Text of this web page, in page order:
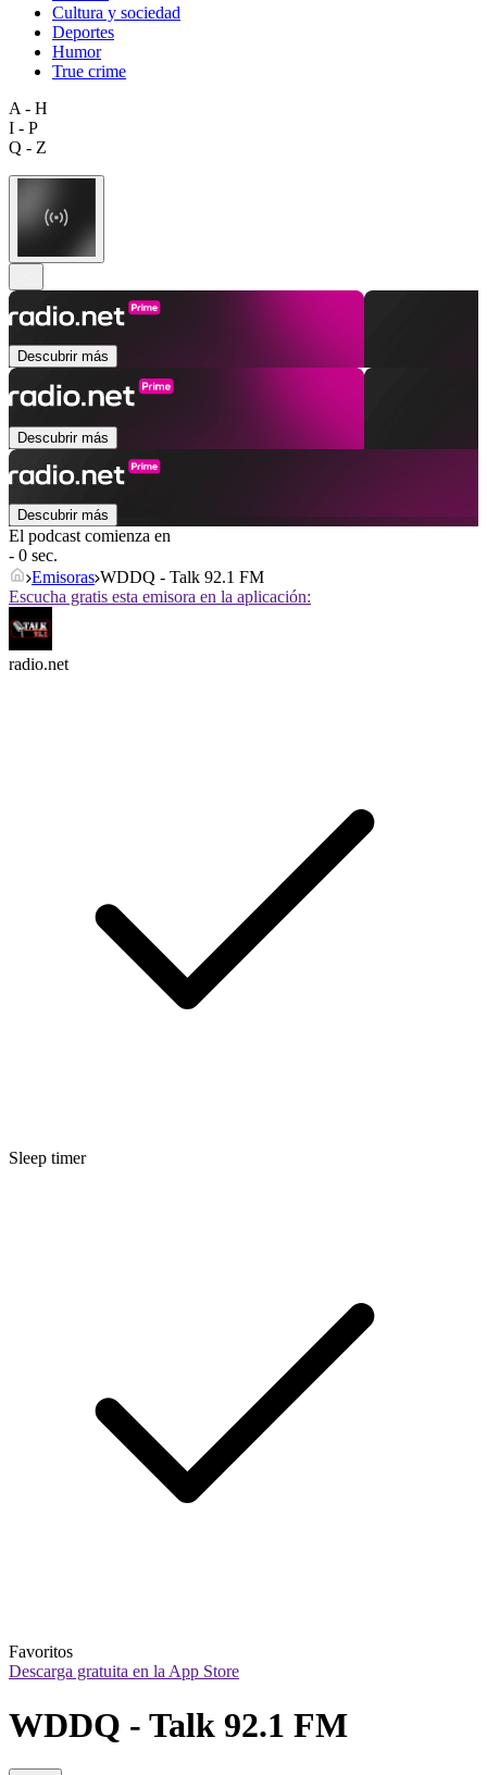
Cultura y sociedad
Deportes
Humor
True crime
A - H
I - P
Q - Z
Descubrir más
Descubrir más
Descubrir más
El podcast comienza en
- 0 sec.
Emisoras WDDQ - Talk 92.1 FM
Escucha gratis esta emisora en la aplicación:
radio.net
Sleep timer
Favoritos
Descarga gratuita en la App Store
WDDQ - Talk 92.1 FM